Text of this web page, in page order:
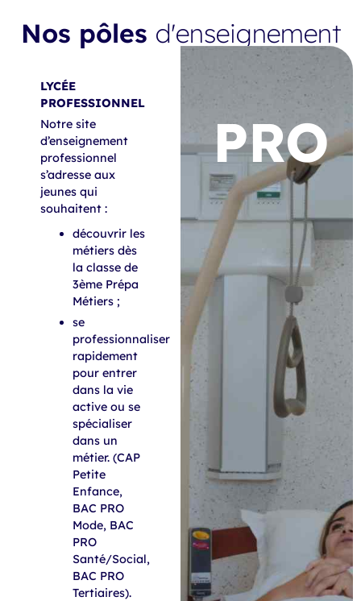
Nos pôles d'enseignement
LYCÉE
PROFESSIONNEL
Notre site
d’enseignement
professionnel
s’adresse aux
jeunes qui
souhaitent :
découvrir les
métiers dès
la classe de
3ème Prépa
Métiers ;
se
professionnaliser
rapidement
pour entrer
dans la vie
active ou se
spécialiser
dans un
métier. (CAP
Petite
Enfance,
BAC PRO
Mode, BAC
PRO
Santé/Social,
BAC PRO
Tertiaires).
PRO